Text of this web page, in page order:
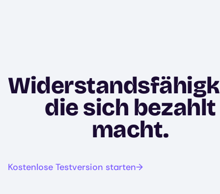
die sich bezahlt
macht.
Kostenlose Testversion starten